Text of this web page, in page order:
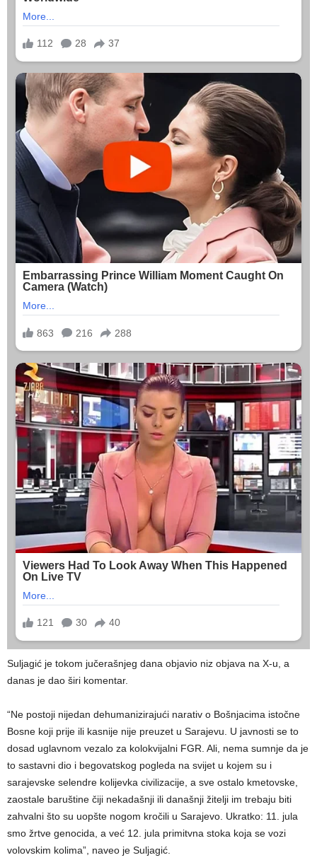
Suljagić je tokom jučerašnjeg dana objavio niz objava na X-u, a
danas je dao širi komentar.
“Ne postoji nijedan dehumanizirajući narativ o Bošnjacima istočne
Bosne koji prije ili kasnije nije preuzet u Sarajevu. U javnosti se to
dosad uglavnom vezalo za kolokvijalni FGR. Ali, nema sumnje da je
to sastavni dio i begovatskog pogleda na svijet u kojem su i
sarajevske selendre kolijevka civilizacije, a sve ostalo kmetovske,
zaostale baruštine čiji nekadašnji ili današnji žitelji im trebaju biti
zahvalni što su uopšte nogom kročili u Sarajevo. Ukratko: 11. jula
smo žrtve genocida, a već 12. jula primitvna stoka koja se vozi
volovskim kolima”, naveo je Suljagić.